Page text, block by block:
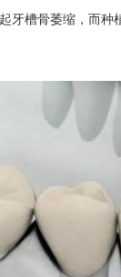
槽骨萎缩，而种